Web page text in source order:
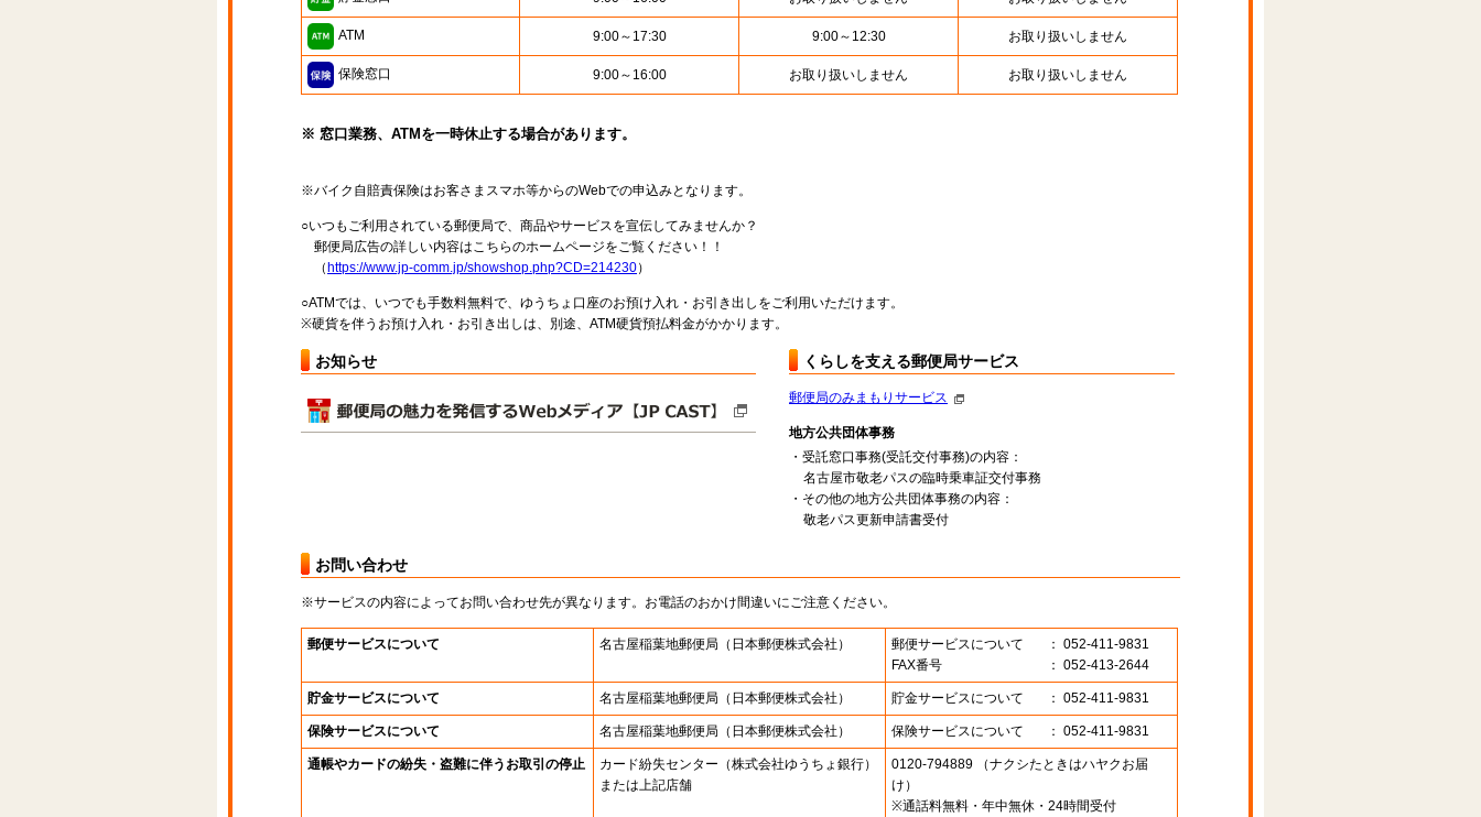
ATM 9:00～17:30 9:00～12:30 お取り扱いしません
保険窓口 9:00～16:00 お取り扱いしません お取り扱いしません
※ 窓口業務、ATMを一時休止する場合があります。
※バイク自賠責保険はお客さまスマホ等からのWebでの申込みとなります。
○いつもご利用されている郵便局で、商品やサービスを宣伝してみませんか？
郵便局広告の詳しい内容はこちらのホームページをご覧ください！！
（ https://www.jp-comm.jp/showshop.php?CD=214230）
○ATMでは、いつでも手数料無料で、ゆうちょ口座のお預け入れ・お引き出しをご利用いただけます。
※硬貨を伴うお預け入れ・お引き出しは、別途、ATM硬貨預払料金がかかります。
お知らせ くらしを支える郵便局サービス
郵便局のみまもりサービス
地方公共団体事務
・受託窓口事務(受託交付事務)の内容：
名古屋市敬老パスの臨時乗車証交付事務
・その他の地方公共団体事務の内容：
敬老パス更新申請書受付
お問い合わせ
※サービスの内容によってお問い合わせ先が異なります。お電話のおかけ間違いにご注意ください。
郵便サービスについて 名古屋稲葉地郵便局 （日本郵便株式会社） 郵便サービスについて
： 052-411-9831
FAX番号
： 052-413-2644
貯金サービスについて 名古屋稲葉地郵便局 （日本郵便株式会社） 貯金サービスについて ： 052-411-9831
保険サービスについて 名古屋稲葉地郵便局 （日本郵便株式会社） 保険サービスについて ： 052-411-9831
通帳やカードの紛失・盗難に伴うお取引の停止 カード紛失センター （株式会社ゆうちょ銀行）
または上記店舗
0120-794889 （ナクシたときはハヤクお届
け）
※通話料無料・年中無休・24時間受付